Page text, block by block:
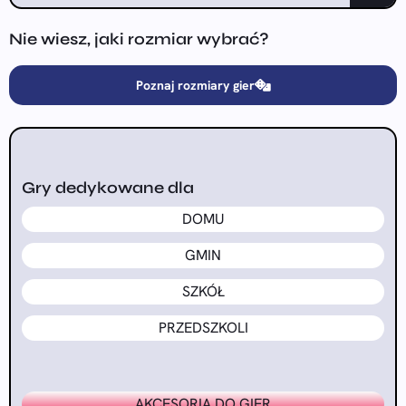
Nie wiesz, jaki rozmiar wybrać?
Poznaj rozmiary gier
Gry dedykowane dla
DOMU
GMIN
SZKÓŁ
PRZEDSZKOLI